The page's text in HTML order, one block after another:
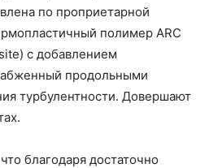
по проприетарной
полимер ARC
с добавлением
продольными
турбулентности. Довершают
благодаря достаточно